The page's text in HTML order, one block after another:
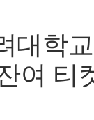
대학
여 티